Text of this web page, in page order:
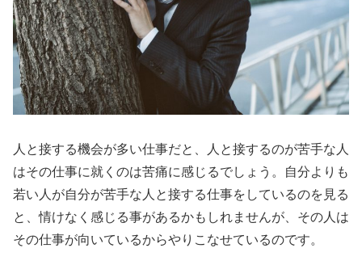
人と接する機会が多い仕事だと、人と接するのが苦手な人
はその仕事に就くのは苦痛に感じるでしょう。自分よりも
若い人が自分が苦手な人と接する仕事をしているのを見る
と、情けなく感じる事があるかもしれませんが、その人は
その仕事が向いているからやりこなせているのです。